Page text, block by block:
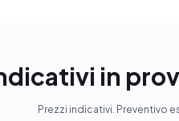
in
Prezzi indicativi. Preventivo